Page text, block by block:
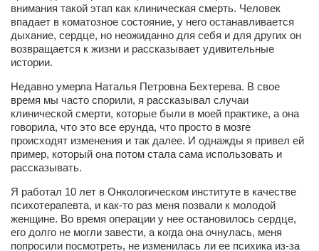
Конкурс «Колибри» 2015
Конкурс «Колибри» 2014
Литературный конкурс «Я люблю Украину»
Конкурс «Колибри» 2013
Интервью
Афиша
Афиша Сумы
О нас
внимания такой этап как клиническая смерть. Человек
впадает в коматозное состояние, у него останавливается
дыхание, сердце, но неожиданно для себя и для других он
возвращается к жизни и рассказывает удивительные
истории.
Недавно умерла Наталья Петровна Бехтерева. В свое
время мы часто спорили, я рассказывал случаи
клинической смерти, которые были в моей практике, а она
говорила, что это все ерунда, что просто в мозге
происходят изменения и так далее. И однажды я привел ей
пример, который она потом стала сама использовать и
рассказывать.
Я работал 10 лет в Онкологическом институте в качестве
психотерапевта, и как-то раз меня позвали к молодой
женщине. Во время операции у нее остановилось сердце,
его долго не могли завести, а когда она очнулась, меня
попросили посмотреть, не изменилась ли ее психика из-за